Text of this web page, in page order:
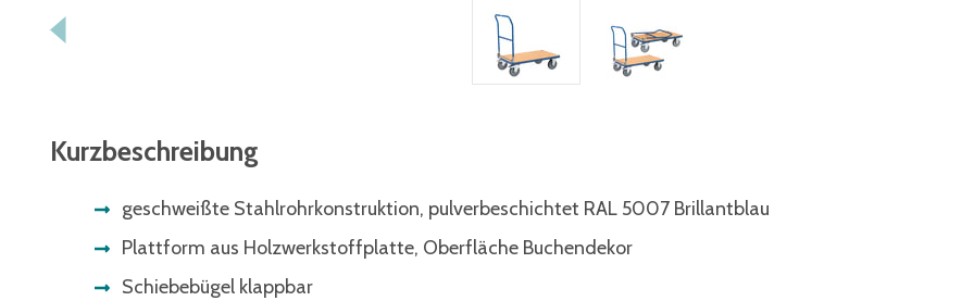
Kurzbeschreibung
geschweißte Stahlrohrkonstruktion, pulverbeschichtet RAL 5007 Brillantblau
Plattform aus Holzwerkstoffplatte, Oberfläche Buchendekor
Schiebebügel klappbar